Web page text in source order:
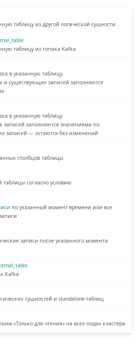
таблицу из другой логической сущности
таблицу из топика Kafka
в указанную таблицу.
существующих записей заполняются
в указанную таблицу.
заполняются значениями по
записей — остаются без изменений
столбцов таблицы
таблицы согласно условию
по указанный момент времени или все
записи после указанного момента
Kafka
сущностей и standalone-таблиц
«Только для чтения» на всех нодах кластера